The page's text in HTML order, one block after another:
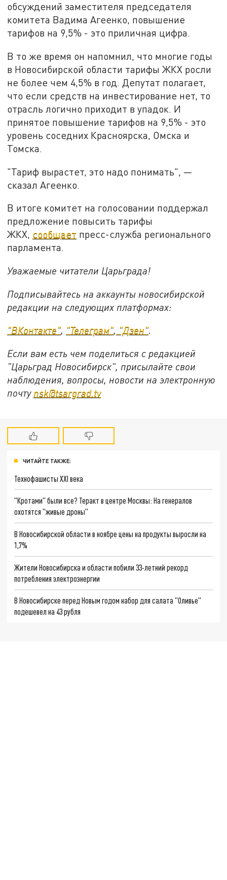
обсуждений заместителя председателя
комитета Вадима Агеенко, повышение
тарифов на 9,5% - это приличная цифра.
В то же время он напомнил, что многие годы
в Новосибирской области тарифы ЖКХ росли
не более чем 4,5% в год. Депутат полагает,
что если средств на инвестирование нет, то
отрасль логично приходит в упадок. И
принятое повышение тарифов на 9,5% - это
уровень соседних Красноярска, Омска и
Томска.
"Тариф вырастет, это надо понимать", —
сказал Агеенко.
В итоге комитет на голосовании поддержал
предложение повысить тарифы
ЖКХ, сообщает пресс-служба регионального
парламента.
Уважаемые читатели Царьграда!
Подписывайтесь на аккаунты новосибирской
редакции на следующих платформах:
"ВКонтакте", "Телеграм", "Дзен".
Если вам есть чем поделиться с редакцией
"Царьград Новосибирск", присылайте свои
наблюдения, вопросы, новости на электронную
почту nsk@tsargrad.tv
ЧИТАЙТЕ ТАКЖЕ:
Технофашисты XXI века
"Кротами" были все? Теракт в центре Москвы: На генералов
охотятся "живые дроны"
В Новосибирской области в ноябре цены на продукты выросли на
1,7%
Жители Новосибирска и области побили 33-летний рекорд
потребления электроэнергии
В Новосибирске перед Новым годом набор для салата "Оливье"
подешевел на 43 рубля